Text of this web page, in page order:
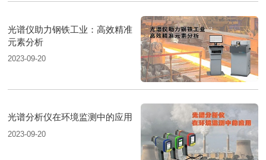
光谱仪助力钢铁工业：高效精准
元素分析
2023-09-20
光谱分析仪在环境监测中的应用
2023-09-20